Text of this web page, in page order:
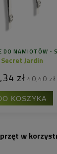
DO NAMIOTÓW -
Secret Jardin
zł 40,40 zł
KOSZYKA
w